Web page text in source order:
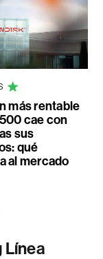
más rentable
cae con
sus
qué
al mercado
Línea